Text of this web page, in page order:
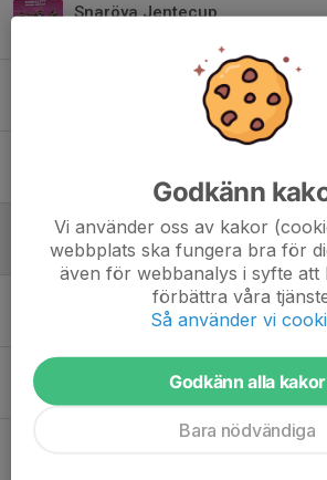
Snaröya Jentecup
Säsongsavslutning F12
1
20 feb 2024 0
Poolspel 3/2 i Karlstad
29 jan 2024 0
Poolspel 13/1 i Lidköping
7 jan 2024 0
Poolspel 9/12 Vänersborg
Poolspel 26/11 Surte/Kareby
Godkänn
Vi använder oss av kakor
webbplats ska fungera bra för
även för webbanalys i syfte att
förbättra våra
Så använder vi
Godkänn alla kakor
Bara nödvändiga